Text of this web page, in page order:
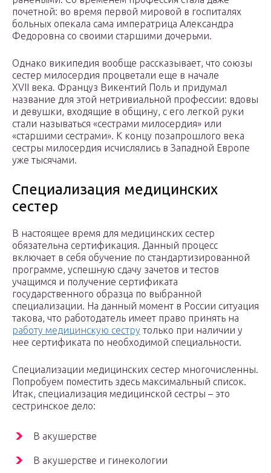
почетной: во время первой мировой в госпиталях
больных опекала сама императрица Александра
Федоровна со своими старшими дочерьми.
Однако википедия вообще рассказывает, что союзы
сестер милосердия процветали еще в начале
XVII века. Француз Викентий Поль и придумал
название для этой нетривиальной профессии: вдовы
и девушки, входящие в общину, с его легкой руки
стали называться «сестрами милосердия» или
«старшими сестрами». К концу позапрошлого века
сестры милосердия исчислялись в Западной Европе
уже тысячами.
Специализация медицинских
сестер
В настоящее время для медицинских сестер
обязательна сертификация. Данный процесс
включает в себя обучение по стандартизированной
программе, успешную сдачу зачетов и тестов
учащимся и получение сертификата
государственного образца по выбранной
специализации. На данный момент в России ситуация
такова, что работодатель имеет право принять на
работу медицинскую сестру только при наличии у
нее сертификата по необходимой специальности.
Специализации медицинских сестер многочисленны.
Попробуем поместить здесь максимальный список.
Итак, специализация медицинской сестры – это
сестринское дело:
В акушерстве
В акушерстве и гинекологии